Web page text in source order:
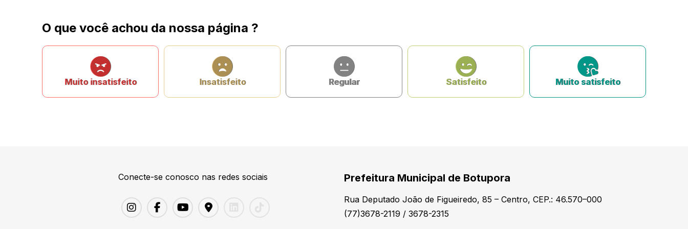
O que você achou da nossa página ?
Muito insatisfeito Insatisfeito Regular Satisfeito Muito satisfeito
Conecte-se conosco nas redes sociais Prefeitura Municipal de Botupora
Rua Deputado João de Figueiredo, 85 – Centro, CEP.: 46.570–000
(77)3678-2119 / 3678-2315